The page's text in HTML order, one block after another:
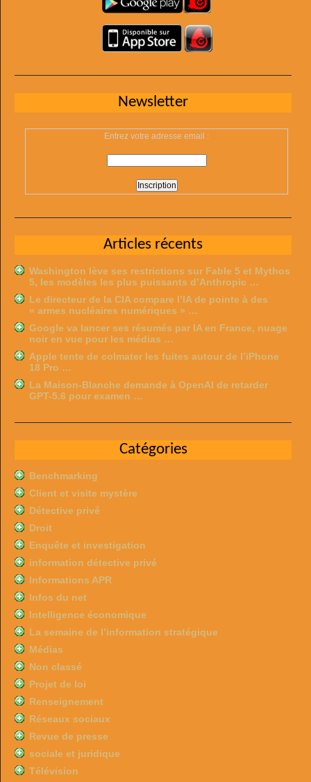
Newsletter
Entrez votre adresse email :
Articles récents
Washington lève ses restrictions sur Fable 5 et Mythos
5, les modèles les plus puissants d’Anthropic …
Le directeur de la CIA compare l’IA de pointe à des
« armes nucléaires numériques » …
Google va lancer ses résumés par IA en France, nuage
noir en vue pour les médias …
Apple tente de colmater les fuites autour de l’iPhone
18 Pro …
La Maison-Blanche demande à OpenAI de retarder
GPT-5.6 pour examen …
Catégories
Benchmarking
Client et visite mystère
Détective privé
Droit
Enquête et investigation
information détective privé
Informations APR
Infos du net
Intelligence économique
La semaine de l’information stratégique
Médias
Non classé
Projet de loi
Renseignement
Réseaux sociaux
Revue de presse
sociale et juridique
Télévision